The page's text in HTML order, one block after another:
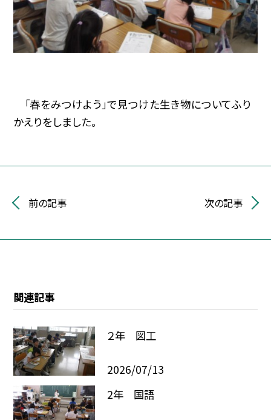
「春をみつけよう」で見つけた生き物についてふり
かえりをしました。
前の記事 次の記事
関連記事
２年 図工
2026/07/13
2年 国語